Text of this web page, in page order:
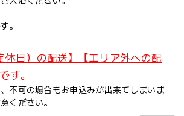
。
日）の配送】【エリア外への配
す。
不可の場合もお申込みが出来てしまいま
ください。